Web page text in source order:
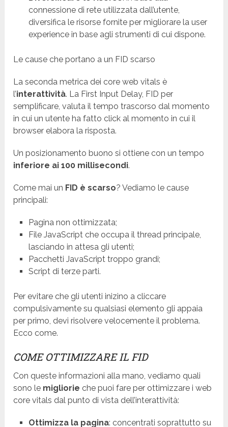
connessione di rete utilizzata dall’utente,
diversifica le risorse fornite per migliorare la user
experience in base agli strumenti di cui dispone.
Le cause che portano a un FID scarso
La seconda metrica dei core web vitals è
l’interattività. La First Input Delay, FID per
semplificare, valuta il tempo trascorso dal momento
in cui un utente ha fatto click al momento in cui il
browser elabora la risposta.
Un posizionamento buono si ottiene con un tempo
inferiore ai 100 millisecondi.
Come mai un FID è scarso? Vediamo le cause
principali:
Pagina non ottimizzata;
File JavaScript che occupa il thread principale,
lasciando in attesa gli utenti;
Pacchetti JavaScript troppo grandi;
Script di terze parti.
Per evitare che gli utenti inizino a cliccare
compulsivamente su qualsiasi elemento gli appaia
per primo, devi risolvere velocemente il problema.
Ecco come.
COME OTTIMIZZARE IL FID
Con queste informazioni alla mano, vediamo quali
sono le migliorie che puoi fare per ottimizzare i web
core vitals dal punto di vista dell’interattività:
Ottimizza la pagina: concentrati soprattutto su